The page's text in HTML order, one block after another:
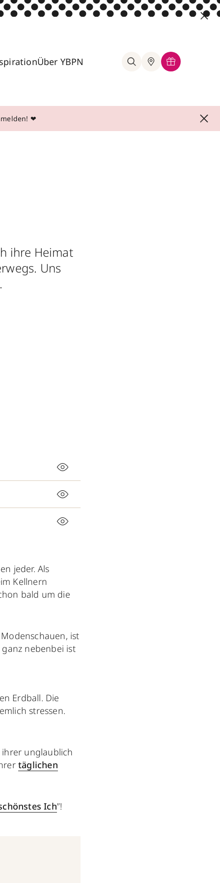
Über YBPN
❤
ihre Heimat
Uns
jeder. Als
Kellnern
bald um die
ist
nebenbei ist
Erdball. Die
stressen.
ihrer unglaublich
täglichen
Ich”!